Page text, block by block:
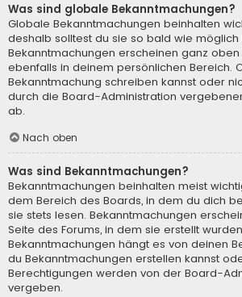
Was sind globale Bekanntmachungen?
Globale Bekanntmachungen beinhalten
deshalb solltest du sie so bald wie möglich
Bekanntmachungen erscheinen ganz
ebenfalls in deinem persönlichen Bereich.
Bekanntmachung schreiben kannst oder
durch die Board-Administration
ab.
Nach oben
Was sind Bekanntmachungen?
Bekanntmachungen beinhalten meist
dem Bereich des Boards, in dem du dich
sie stets lesen. Bekanntmachungen
Seite des Forums, in dem sie erstellt
Bekanntmachungen hängt es von deinen
du Bekanntmachungen erstellen kannst
Berechtigungen werden von der Board-
vergeben.